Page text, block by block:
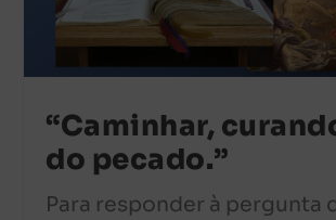
“Caminhar,
do pecado.”
Para responder à pergunta